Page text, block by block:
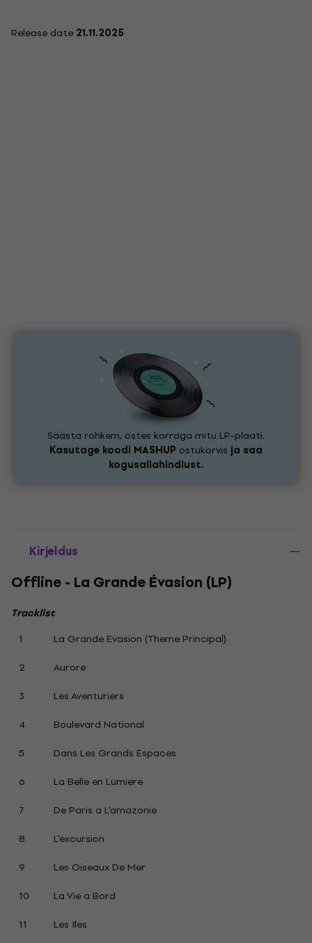
Release date 21.11.2025
Säästa rohkem, ostes korraga mitu LP-plaati.
Kasutage koodi MASHUP ostukorvis ja saa
kogusallahindlust.
Kirjeldus
Offline - La Grande Évasion (LP)
Tracklist
1
La Grande Evasion (Theme Principal)
2
Aurore
3
Les Aventuriers
4
Boulevard National
5
Dans Les Grands Espaces
6
La Belle en Lumiere
7
De Paris a L'amazonie
8
L'excursion
9
Les Oiseaux De Mer
10
La Vie a Bord
11
Les Iles